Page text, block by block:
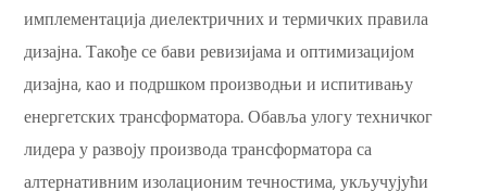
имплементација диелектричних и термичких правила
дизајна. Такође се бави ревизијама и оптимизацијом
дизајна, као и подршком производњи и испитивању
енергетских трансформатора. Обавља улогу техничког
лидера у развоју производа трансформатора са
алтернативним изолационим течностима, укључујући